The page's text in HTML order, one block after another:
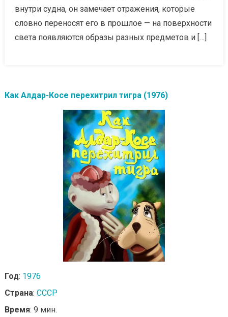
внутри судна, он замечает отражения, которые
словно переносят его в прошлое — на поверхности
света появляются образы разных предметов и […]
Как Алдар-Косе перехитрил тигра (1976)
Год: 1976
Страна: СССР
Время: 9 мин.